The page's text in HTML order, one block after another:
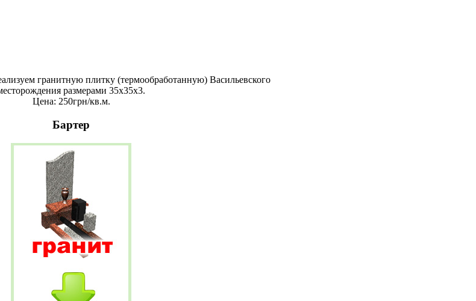
гранитную плитку (термообработанную) Васильевского
размерами 35х35х3.
Цена: 250грн/кв.м.
Бартер